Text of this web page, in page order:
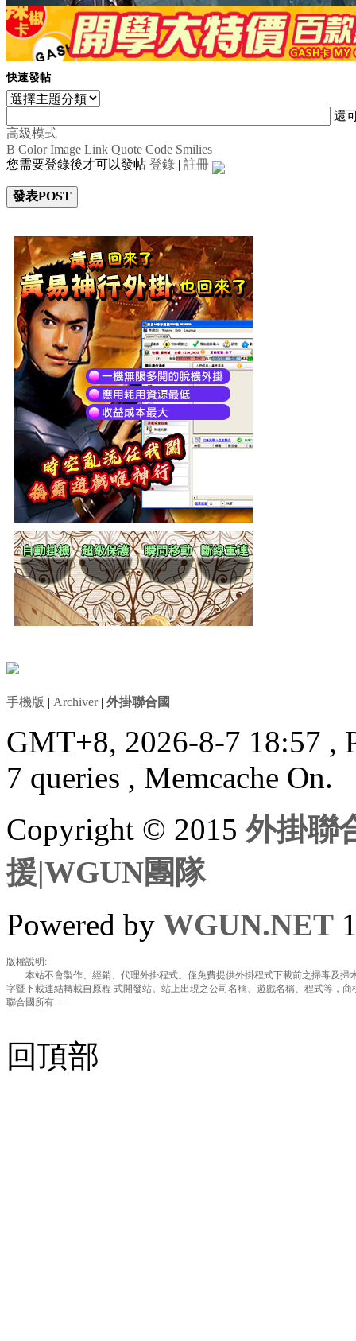
快速發帖
還
高級模式
B Color Image Link Quote Code Smilies
您需要登錄後才可以發帖 登錄 | 註冊
發表POST
手機版 | Archiver| 外掛聯合國
GMT+8, 2026-8-7 18:57 ,
7 queries , Memcache On.
Copyright © 2015外掛聯
援|WGUN團隊
Powered by WGUN.NET
版權說明:
本站不會製作、經銷、代理外掛程式。僅免費提供外掛程式下載前之掃毒及掃
字暨下載連結轉載自原程 式開發站。站上出現之公司名稱、遊戲名稱、程式等，
聯合國所有.......
回頂部